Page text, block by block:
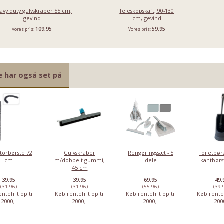
RABAT
- 34 cm
gummikost
Vores pris:
25 cm
Vores pris:89,95
100%
Vores pris:
duty gulvskraber 55 cm,
gevind
Vores pris: 109,95
Teleskopskaft, 90-130
cm, gevind
Vores pris:59,95
har også set på
72
cm
39.95
(31.96)
op til
2000,-
Gulvskraber
m/dobbelt gummi,
45 cm
39.95
(31.96)
Køb rentefrit op til
2000,-
Rengøringssæt - 5
dele
69.95
(55.96)
Køb rentefrit op til
2000,-
Køb